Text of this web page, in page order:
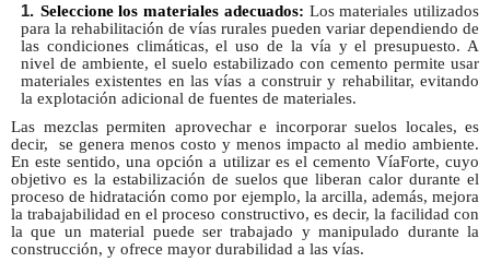
1. Seleccione los materiales adecuados: Los materiales utilizados
para la rehabilitación de vías rurales pueden variar dependiendo de
las condiciones climáticas, el uso de la vía y el presupuesto. A
nivel de ambiente, el suelo estabilizado con cemento permite usar
materiales existentes en las vías a construir y rehabilitar, evitando
la explotación adicional de fuentes de materiales.
Las mezclas permiten aprovechar e incorporar suelos locales, es
decir, se genera menos costo y menos impacto al medio ambiente.
En este sentido, una opción a utilizar es el cemento VíaForte, cuyo
objetivo es la estabilización de suelos que liberan calor durante el
proceso de hidratación como por ejemplo, la arcilla, además, mejora
la trabajabilidad en el proceso constructivo, es decir, la facilidad con
la que un material puede ser trabajado y manipulado durante la
construcción, y ofrece mayor durabilidad a las vías.